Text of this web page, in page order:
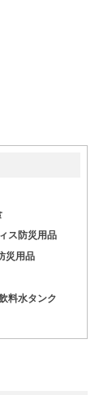
ス防災用品
災用品
料水タンク